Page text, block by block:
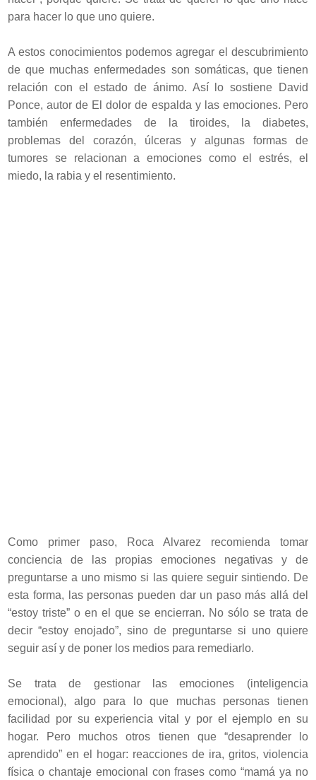
para hacer lo que uno quiere.
A estos conocimientos podemos agregar el descubrimiento
de que muchas enfermedades son somáticas, que tienen
relación con el estado de ánimo. Así lo sostiene David
Ponce, autor de El dolor de espalda y las emociones. Pero
también enfermedades de la tiroides, la diabetes,
problemas del corazón, úlceras y algunas formas de
tumores se relacionan a emociones como el estrés, el
miedo, la rabia y el resentimiento.
Como primer paso, Roca Alvarez recomienda tomar
conciencia de las propias emociones negativas y de
preguntarse a uno mismo si las quiere seguir sintiendo. De
esta forma, las personas pueden dar un paso más allá del
“estoy triste” o en el que se encierran. No sólo se trata de
decir “estoy enojado”, sino de preguntarse si uno quiere
seguir así y de poner los medios para remediarlo.
Se trata de gestionar las emociones (inteligencia
emocional), algo para lo que muchas personas tienen
facilidad por su experiencia vital y por el ejemplo en su
hogar. Pero muchos otros tienen que “desaprender lo
aprendido” en el hogar: reacciones de ira, gritos, violencia
física o chantaje emocional con frases como “mamá ya no